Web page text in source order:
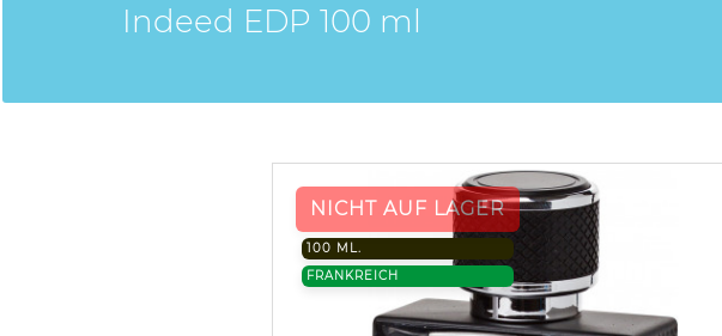
Indeed EDP 100 ml
NICHT AUF LAGER
100 ML.
FRANKREICH